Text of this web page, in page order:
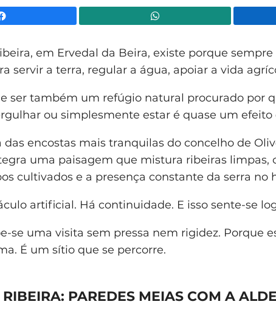
em Ervedal da Beira, existe porque sempre
servir a terra, regular a água, apoiar a vida
ser também um refúgio natural procurado por
ou simplesmente estar é quase um efeito
das encostas mais tranquilas do concelho de
uma paisagem que mistura ribeiras limpas,
cultivados e a presença constante da serra no
artificial. Há continuidade. E isso sente-se
se uma visita sem pressa nem rigidez. Porque
É um sítio que se percorre.
PAREDES MEIAS COM A